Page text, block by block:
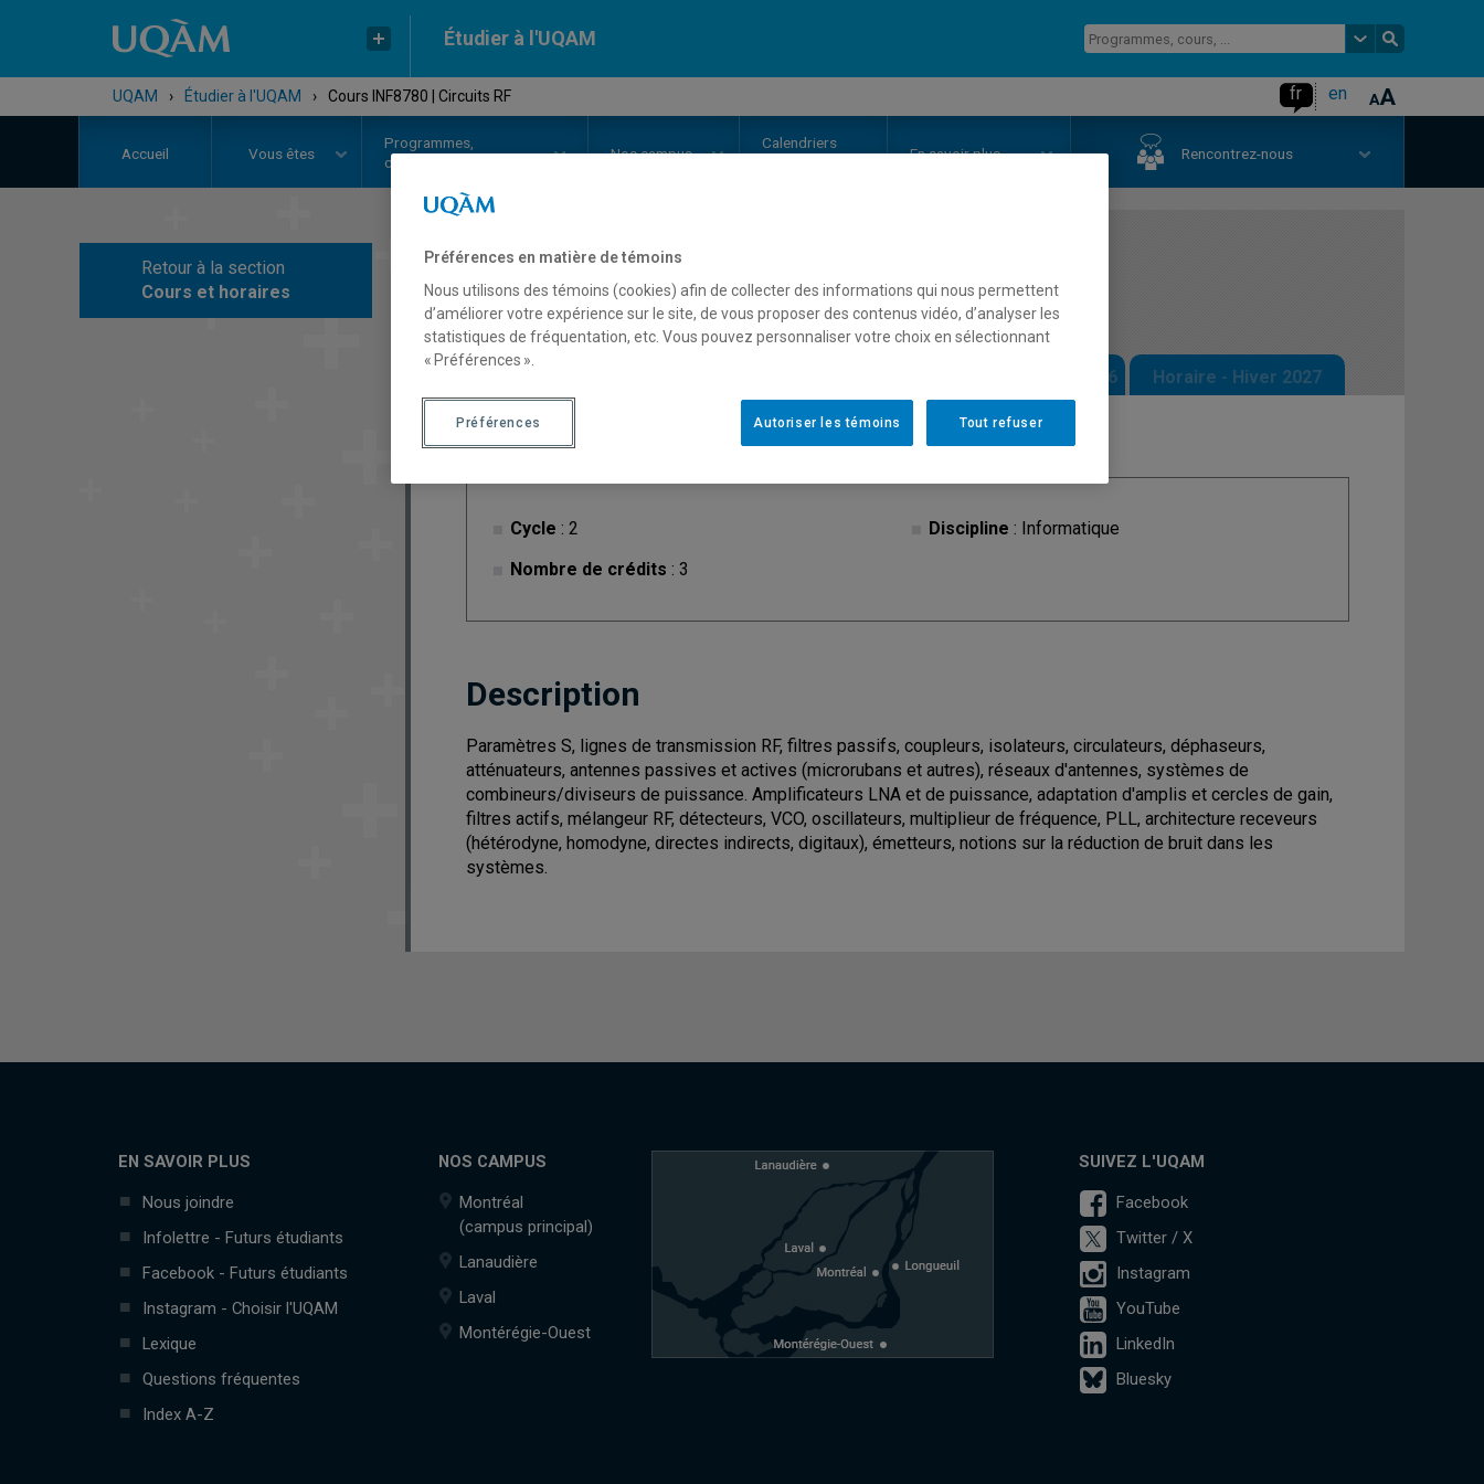
Étudier à l'UQAM
UQAM › Étudier à l'UQAM › Cours INF8780 | Circuits RF fr en
Accueil Vous êtes
Programmes,
cours et admission
Noscampus
Calendriers
En savoir plus Rencontrez-nous
Retour à la section
Cours et horaires
COURS// INF8780-Circuits RF
Horaire - Automne 2026 Horaire - Hiver 2027
Cycle : 2
Nombre de crédits : 3
Discipline : Informatique
Description
Paramètres S, lignes de transmission RF, filtres passifs, coupleurs, isolateurs, circulateurs, déphaseurs,
atténuateurs, antennes passives et actives (microrubans et autres), réseaux d'antennes, systèmes de
combineurs/diviseurs de puissance. Amplificateurs LNA et de puissance, adaptation d'amplis et cercles de gain,
filtres actifs, mélangeur RF, détecteurs, VCO, oscillateurs, multiplieur de fréquence, PLL, architecture receveurs
(hétérodyne, homodyne, directes indirects, digitaux), émetteurs, notions sur la réduction de bruit dans les
systèmes.
EN SAVOIR PLUS
Nous joindre
Infolettre - Futurs étudiants
Facebook - Futurs étudiants
Instagram - Choisir l'UQAM
Lexique
Questions fréquentes
Index A-Z
NOS CAMPUS
Montréal
(campus principal)
Lanaudière
Laval
Montérégie-Ouest
SUIVEZ L'UQAM
Facebook
Twitter / X
Instagram
YouTube
LinkedIn
Bluesky
Préférences en matière de témoins
Nous utilisons des témoins (cookies) afin de collecter des informations qui nous permettent
d’améliorer votre expérience sur le site, de vous proposer des contenus vidéo, d’analyser les
statistiques de fréquentation, etc. Vous pouvez personnaliser votre choix en sélectionnant
« Préférences ».
Tout refuser
Autoriser les témoins
Préférences